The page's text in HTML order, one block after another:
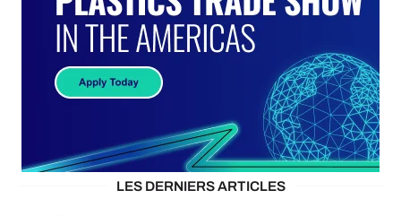
LES DERNIERS ARTICLES